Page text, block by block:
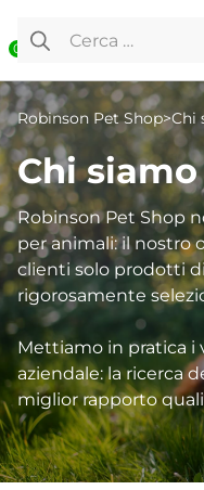
0
Ricerca per:
Robinson Pet Shop>Chi
Chi siamo
Robinson Pet Shop
per animali: il nostro
clienti solo prodotti
rigorosamente
Mettiamo in pratica i
aziendale: la ricerca
miglior rapporto